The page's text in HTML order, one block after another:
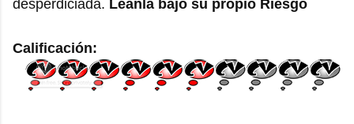
desperdiciada. Léanla bajo su propio Riesgo
Calificación: